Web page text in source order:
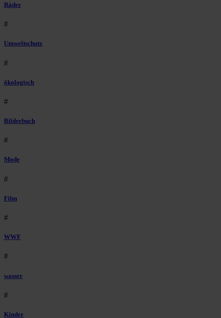
Räder
#
Umweltschutz
#
ökologisch
#
Bilderbuch
#
Mode
#
Film
#
WWF
#
wasser
#
Kinder